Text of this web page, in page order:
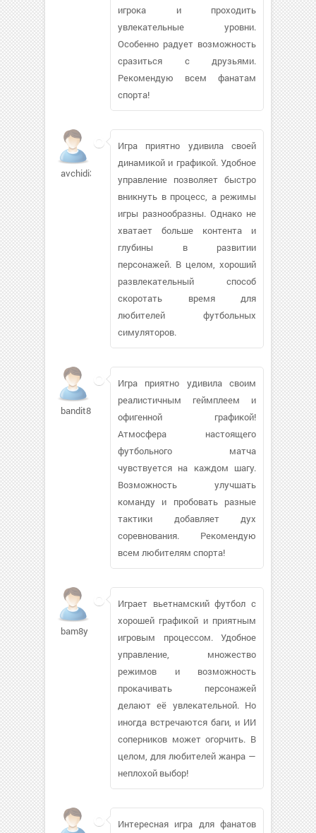
игрока и проходить
увлекательные уровни.
Особенно радует возможность
сразиться с друзьями.
Рекомендую всем фанатам
спорта!
avchidi334
Игра приятно удивила своей
динамикой и графикой. Удобное
управление позволяет быстро
вникнуть в процесс, а режимы
игры разнообразны. Однако не
хватает больше контента и
глубины в развитии
персонажей. В целом, хороший
развлекательный способ
скоротать время для
любителей футбольных
симуляторов.
bandit88313
Игра приятно удивила своим
реалистичным геймплеем и
офигенной графикой!
Атмосфера настоящего
футбольного матча
чувствуется на каждом шагу.
Возможность улучшать
команду и пробовать разные
тактики добавляет дух
соревнования. Рекомендую
всем любителям спорта!
bam8y
Играет вьетнамский футбол с
хорошей графикой и приятным
игровым процессом. Удобное
управление, множество
режимов и возможность
прокачивать персонажей
делают её увлекательной. Но
иногда встречаются баги, и ИИ
соперников может огорчить. В
целом, для любителей жанра —
неплохой выбор!
Интересная игра для фанатов